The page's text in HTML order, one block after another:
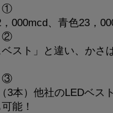
①
000mcd、青色23，
②
ベスト」と違い、か
③
3本）他社のLEDベス
能！